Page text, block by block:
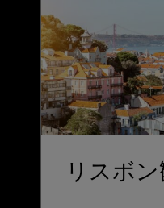
リスボ